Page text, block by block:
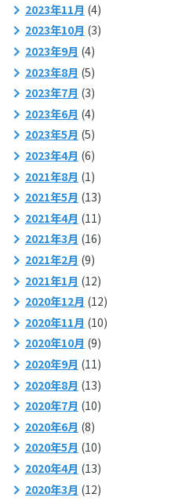
2023年11月 (4)
2023年10月 (3)
2023年9月 (4)
2023年8月 (5)
2023年7月 (3)
2023年6月 (4)
2023年5月 (5)
2023年4月 (6)
2021年8月 (1)
2021年5月 (13)
2021年4月 (11)
2021年3月 (16)
2021年2月 (9)
2021年1月 (12)
2020年12月 (12)
2020年11月 (10)
2020年10月 (9)
2020年9月 (11)
2020年8月 (13)
2020年7月 (10)
2020年6月 (8)
2020年5月 (10)
2020年4月 (13)
2020年3月 (12)